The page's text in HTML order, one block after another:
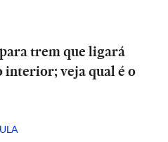
trem que ligará
interior; veja qual é o